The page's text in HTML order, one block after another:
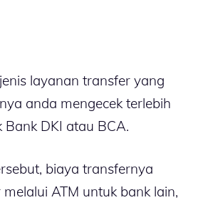
layanan transfer yang
anda mengecek terlebih
DKI atau BCA.
biaya transfernya
ATM untuk bank lain,